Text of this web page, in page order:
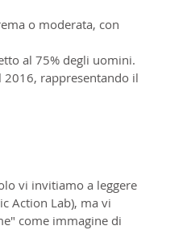
o moderata, con
al 75% degli uomini.
rappresentando il
vi invitiamo a leggere
Action Lab), ma vi
come immagine di